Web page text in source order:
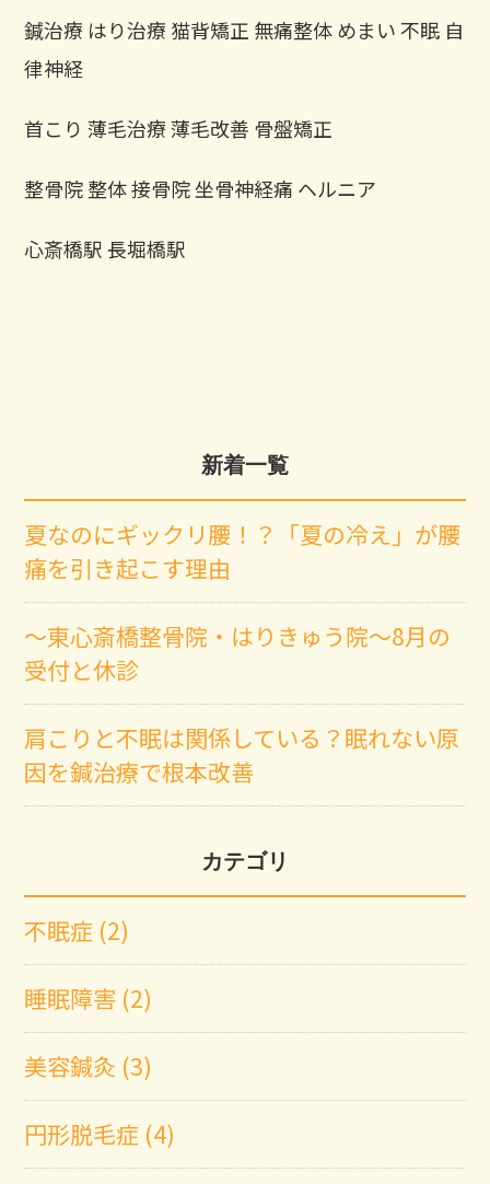
鍼治療 はり治療 猫背矯正 無痛整体 めまい 不眠 自
律神経
首こり 薄毛治療 薄毛改善 骨盤矯正
整骨院 整体 接骨院 坐骨神経痛 ヘルニア
心斎橋駅 長堀橋駅
新着一覧
夏なのにギックリ腰！？「夏の冷え」が腰
痛を引き起こす理由
～東心斎橋整骨院・はりきゅう院～8月の
受付と休診
肩こりと不眠は関係している？眠れない原
因を鍼治療で根本改善
カテゴリ
不眠症 (2)
睡眠障害 (2)
美容鍼灸 (3)
円形脱毛症 (4)